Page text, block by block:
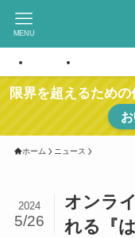
MENU
ホーム お問い合
限界を超えるため
ホーム ニュース
オンラ
れる『
2024
5/26